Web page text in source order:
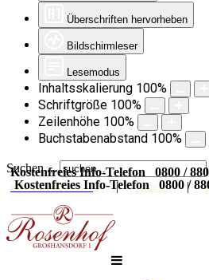
Überschriften hervorheben
Bildschirmleser
Lesemodus
Inhaltsskalierung 100%
Schriftgröße 100%
Zeilenhöhe 100%
Buchstabenabstand 100%
Suchen ...
Kostenfreies Info-Telefon 0800 /
auf Facebook
|Galerie|
Kostenfreies Info-Telefon 0800 /